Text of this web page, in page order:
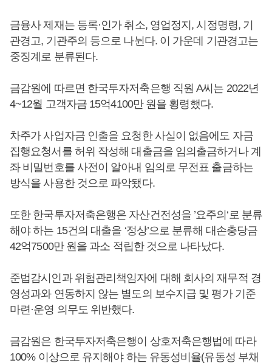
금융사 제재는 등록·인가 취소, 영업정지, 시정명령, 기
관경고, 기관주의 등으로 나뉜다. 이 가운데 기관경고는
중징계로 분류된다.
금감원에 따르면 한국투자저축은행 직원 A씨는 2022년
4~12월 고객자금 15억4100만 원을 횡령했다.
차주가 사업자금 인출을 요청한 사실이 없음에도 자금
집행요청서를 허위 작성해 대출금을 임의출금하거나 계
좌 비밀번호를 사전이 알아내 임의로 무전표 출금하는
방식을 사용한 것으로 파악됐다.
또한 한국투자저축은행은 자산건전성을 ’요주의‘로 분류
해야 하는 15건의 대출을 ‘정상’으로 분류해 대손충당금
42억7500만 원을 과소 적립한 것으로 나타났다.
준법감시인과 위험관리책임자에 대해 회사의 재무적 경
영성과와 연동하지 않는 별도의 보수지급 및 평가 기준
마련·운영 의무도 위반했다.
금감원은 한국투자저축은행이 상호저축은행법에 따라
100% 이상으로 유지해야 하는 유동성비율(유동성 부채